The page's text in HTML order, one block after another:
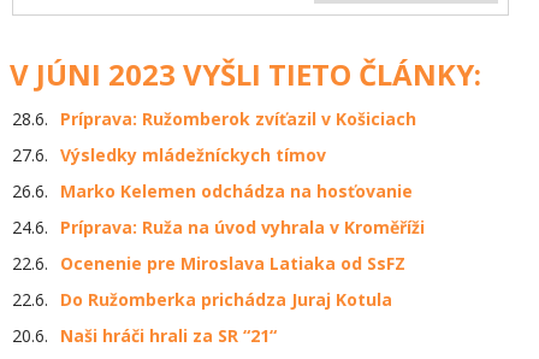
V JÚNI 2023 VYŠLI TIETO ČLÁNKY:
28.6.
Príprava: Ružomberok zvíťazil v Košiciach
27.6. Výsledky mládežníckych tímov
26.6.
Marko Kelemen odchádza na hosťovanie
24.6.
Príprava: Ruža na úvod vyhrala v Kroměříži
22.6.
Ocenenie pre Miroslava Latiaka od SsFZ
22.6.
Do Ružomberka prichádza Juraj Kotula
20.6.
Naši hráči hrali za SR “21“